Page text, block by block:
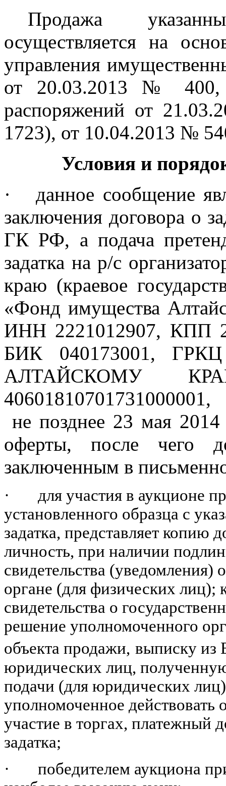
Продажа
осуществляется на
управления
от 20.03.2013 №
распоряжений от
1723), от 10.04.2013 №
Условия и
·
данное сообщение
заключения договора о
ГК РФ, а подача
задатка на р/с
краю (краевое
«Фонд имущества
ИНН 2221012907, КПП
БИК 040173001,
АЛТАЙСКОМУ
не позднее 23 мая 2014
оферты, после чего
заключенным в
·
для участия в аукционе
установленного образца с
задатка, представляет копию
личность, при наличии
свидетельства (уведомления)
органе (для физических лиц);
свидетельства о
решение уполномоченного
объекта продажи, выписку из
юридических лиц,
подачи (для юридических
уполномоченное действовать
участие в торгах, платежный
задатка;
·
победителем аукциона